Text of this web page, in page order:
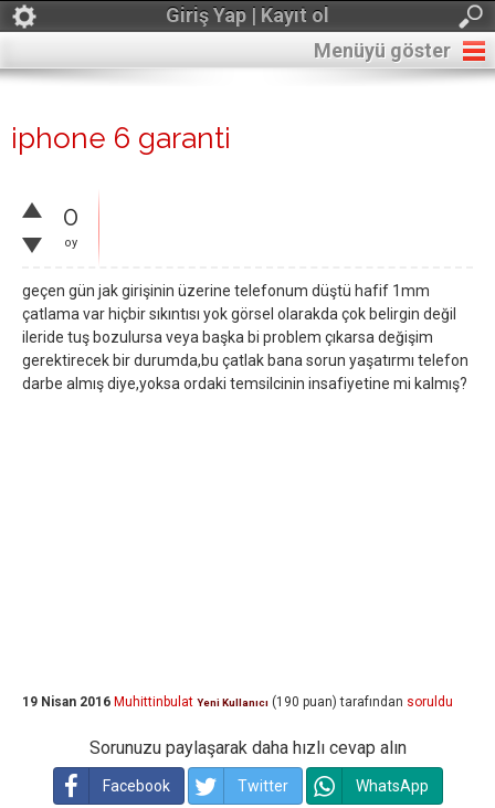
Giriş Yap | Kayıt ol
Menüyü göster
iphone 6 garanti
0
oy
geçen gün jak girişinin üzerine telefonum düştü hafif 1mm
çatlama var hiçbir sıkıntısı yok görsel olarakda çok belirgin değil
ileride tuş bozulursa veya başka bi problem çıkarsa değişim
gerektirecek bir durumda,bu çatlak bana sorun yaşatırmı telefon
darbe almış diye,yoksa ordaki temsilcinin insafiyetine mi kalmış?
19 Nisan 2016 Muhittinbulat Yeni Kullanıcı (190 puan) tarafından soruldu
Sorunuzu paylaşarak daha hızlı cevap alın
Facebook Twitter WhatsApp